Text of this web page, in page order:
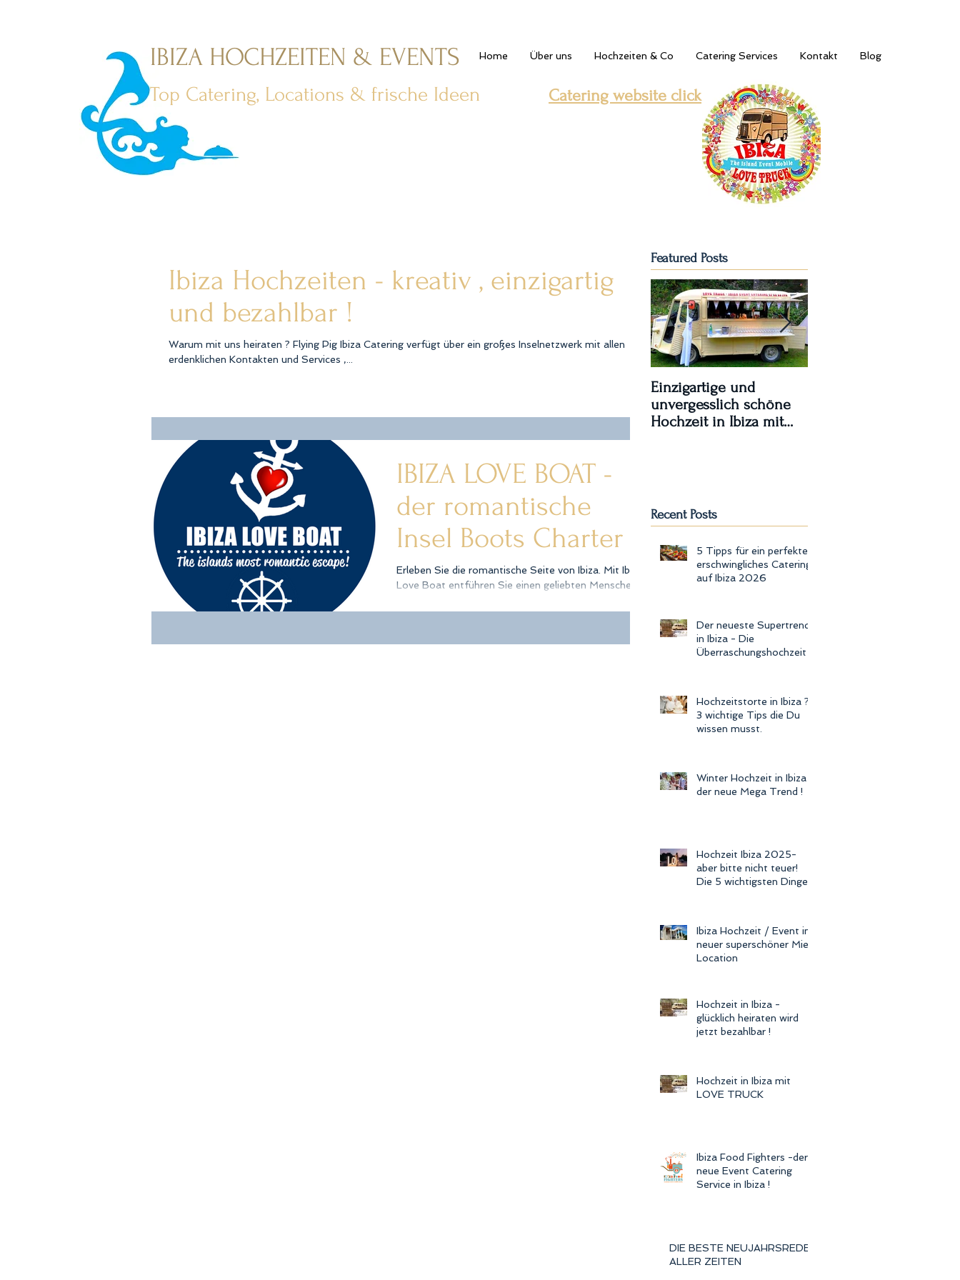
IBIZA HOCHZEITEN & EVENTS
Top Catering, Locations & frische Ideen
Home Über uns Hochzeiten & Co Catering Services Kontakt Blog
Catering website click
Ibiza Hochzeiten - kreativ , einzigartig
und bezahlbar !
Warum mit uns heiraten ? Flying Pig Ibiza Catering verfügt über ein großes Inselnetzwerk mit allen
erdenklichen Kontakten und Services ,...
IBIZA LOVE BOAT -
der romantische
Insel Boots Charter
Erleben Sie die romantische Seite von Ibiza. Mit Ibiza
Love Boat entführen Sie einen geliebten Menschen
Featured Posts
Einzigartige und
unvergesslich schöne
Hochzeit in Ibiza mit
Recent Posts
5 Tipps für ein perfektes
erschwingliches Catering
auf Ibiza 2026
Der neueste Supertrend
in Ibiza - Die
Überraschungshochzeit !
Hochzeitstorte in Ibiza ?
3 wichtige Tips die Du
wissen musst.
Winter Hochzeit in Ibiza -
der neue Mega Trend !
Hochzeit Ibiza 2025-
aber bitte nicht teuer!
Die 5 wichtigsten Dinge
Ibiza Hochzeit / Event in
neuer superschöner Miet
Location
Hochzeit in Ibiza -
glücklich heiraten wird
jetzt bezahlbar !
Hochzeit in Ibiza mit
LOVE TRUCK
Ibiza Food Fighters -der
neue Event Catering
Service in Ibiza !
DIE BESTE NEUJAHRSREDE
ALLER ZEITEN